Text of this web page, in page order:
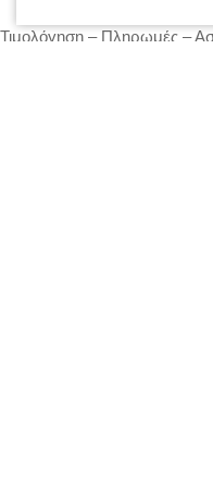
Τιμολόγηση – Πληρωμές –